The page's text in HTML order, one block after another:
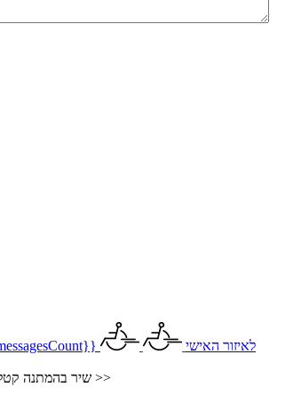
לאיזור האישי